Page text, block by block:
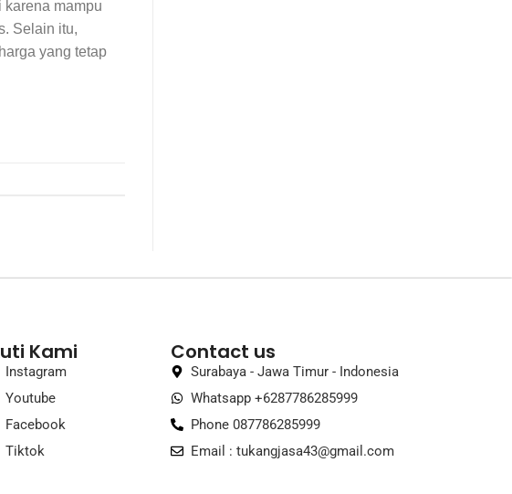
mampu
Selain itu,
yang tetap
Kami
Instagram
Youtube
Facebook
Tiktok
Contact us
Surabaya - Jawa Timur - Indonesia
Whatsapp +6287786285999
Phone 087786285999
Email :tukangjasa43@gmail.com